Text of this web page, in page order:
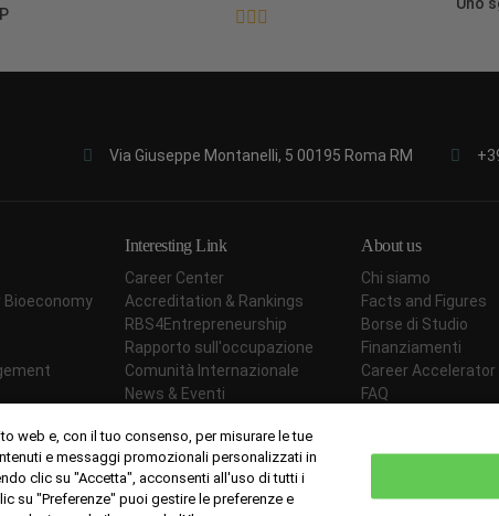
Via Giuseppe Montanelli, 5 00195 Roma RM
Bioeconomy
Interesting Link
Career Center
Accreditation & Rankings
RBS4Entrepreneurship
Rapporto sull'occupazione
Comunità Internazionale
News & Eventi
Metodologia Didattica
About us
Chi siamo
Facts and Figures
Borse di Studio
Finanziamenti
Career Accelerator
FAQ
web e, con il tuo consenso, per misurare le tue
e messaggi promozionali personalizzati in
clic su "Accetta", acconsenti all'uso di tutti i
su "Preferenze" puoi gestire le preferenze e